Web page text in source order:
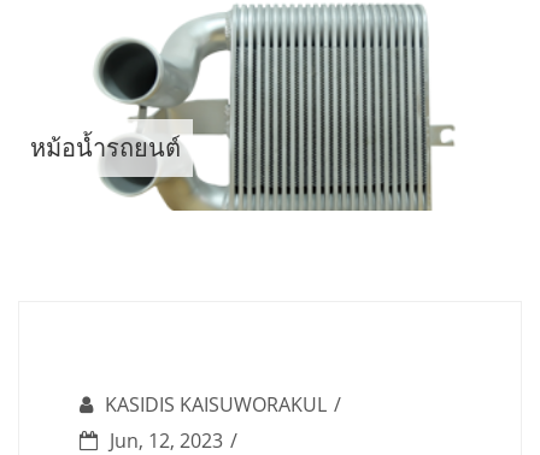
หม้อน้ำรถยนต์
KASIDIS KAISUWORAKUL
Jun, 12, 2023